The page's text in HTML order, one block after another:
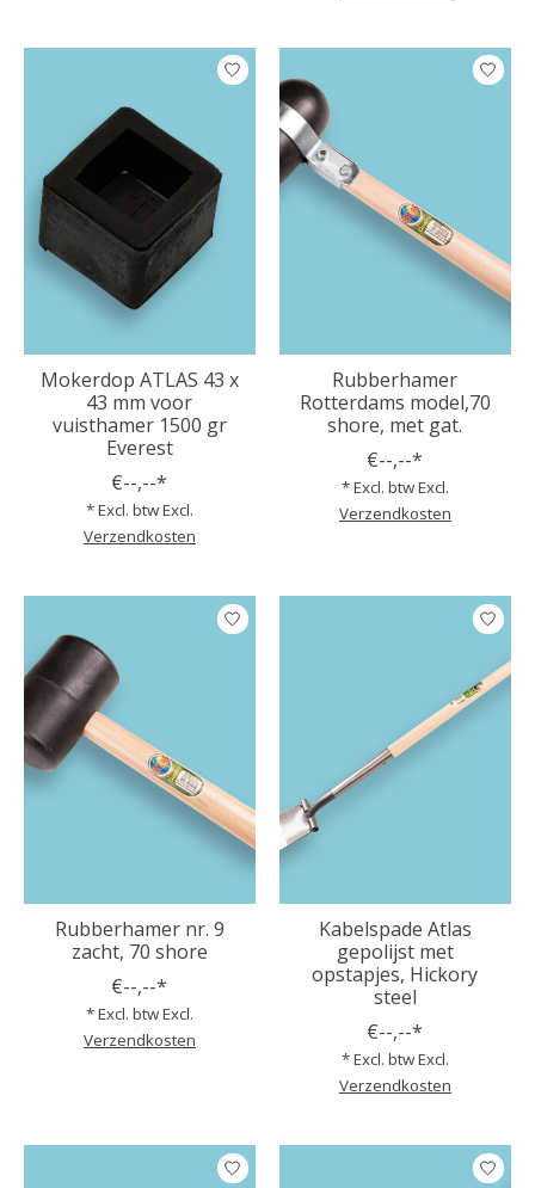
Mokerdop ATLAS 43 x
43 mm voor
vuisthamer 1500 gr
Everest
€--,--*
* Excl. btw Excl.
Verzendkosten
Rubberhamer
Rotterdams model,70
shore, met gat.
€--,--*
* Excl. btw Excl.
Verzendkosten
Rubberhamer nr. 9
zacht, 70 shore
€--,--*
* Excl. btw Excl.
Verzendkosten
Kabelspade Atlas
gepolijst met
opstapjes, Hickory
steel
€--,--*
* Excl. btw Excl.
Verzendkosten